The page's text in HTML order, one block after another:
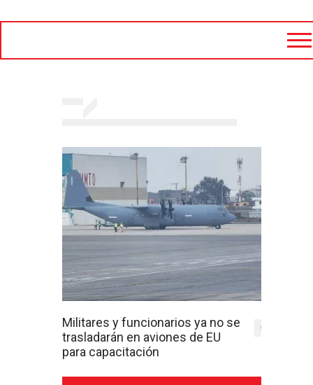
Militares y funcionarios ya no se
trasladarán en aviones de EU
para capacitación
0